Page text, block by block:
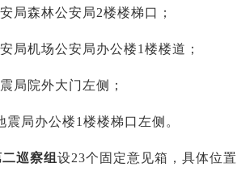
局森林公安局2楼楼梯口；
局机场公安局办公楼1楼楼道；
局院外大门左侧；
震局办公楼1楼楼梯口左侧。
巡察组 设23个固定意见箱，具体位置